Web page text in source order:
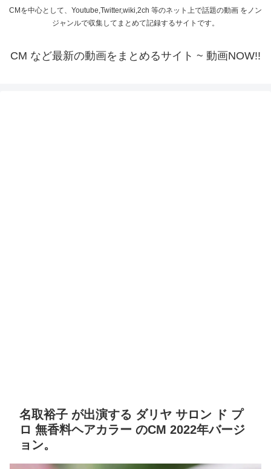
CMを中心として、Youtube,Twitter,wiki,2ch 等のネット上で話題の動画 をノン
ジャンルで収集してまとめて記録するサイトです。
CM など最新の動画をまとめるサイト ~ 動画NOW!!
名取裕子 が出演する ダリヤ サロン ド プ
ロ 無香料ヘアカラー のCM 2022年バージ
ョン。